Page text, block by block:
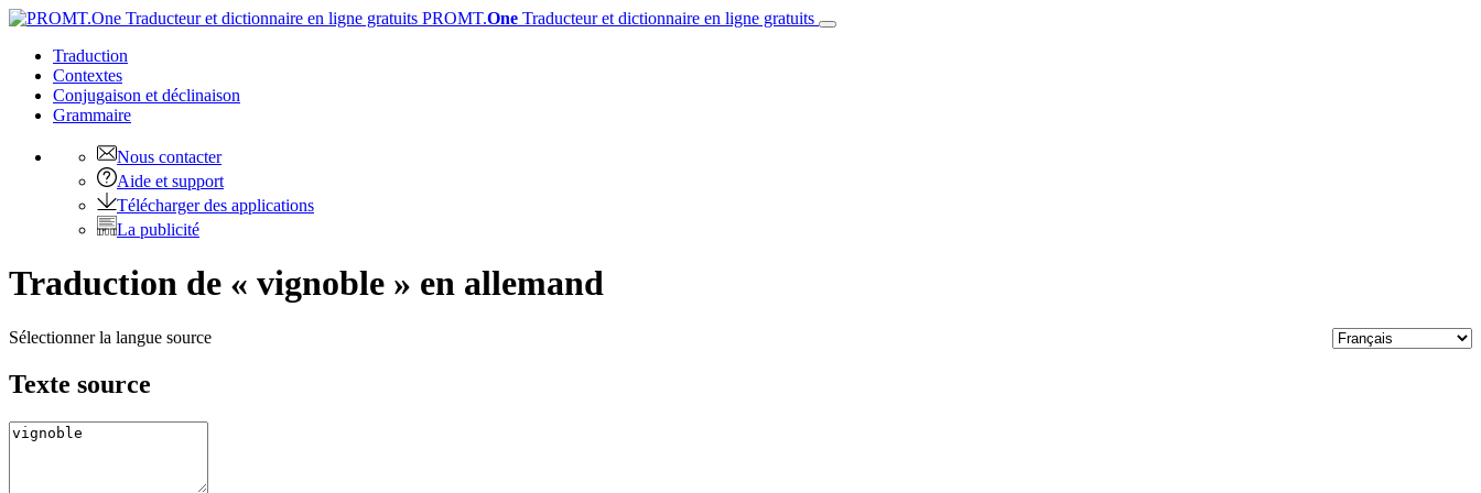
PROMT.One Traducteur et dictionnaire en ligne gratuits
Traduction
Contextes
Conjugaison et déclinaison
Grammaire
Nous contacter
Aide et support
Télécharger des applications
La publicité
Traduction de « vignoble » en allemand
Sélectionner la langue source
Texte source